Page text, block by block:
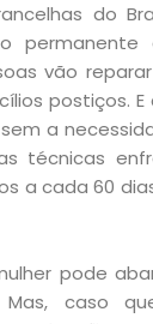
do
vão
postiços.
a
técnicas
a cada 60
pode
caso